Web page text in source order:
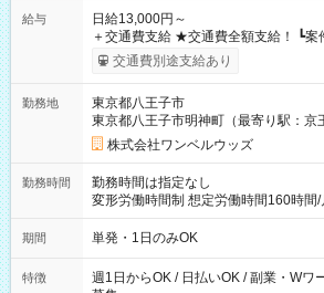
給与
日給13,000円～
＋交通費支給 ★交通費全額支給！ ┗案件により規定あり ★日払
いOK！（規定あり） ┗働いたその日
ンビニATMから 日払い分を引き落とせます！ 【試
交通費別途支給あり
勤務地
東京都八王子市
東京都八王子市明神町（最寄り駅：京
株式会社ワンベルウッズ
勤務時間
勤務時間は指定なし
変形労働時間制 想定労働時間160時間/月 【シフト例】 ・8：
～21：00
期間 単発・1日のみOK
特徴
週1日からOK / 日払いOK / 副業・Wワ